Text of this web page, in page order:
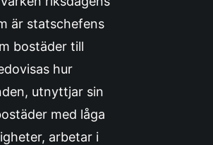
är statschefens
bostäder till
hur
utnyttjar sin
med låga
arbetar i